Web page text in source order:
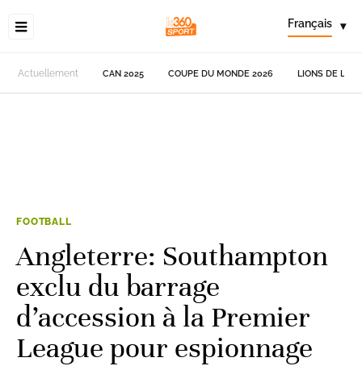
Français ▾
Actuellement CAN 2025 COUPE DU MONDE 2026 LIONS DE
FOOTBALL
Angleterre: Southampton
exclu du barrage
d’accession à la Premier
League pour espionnage